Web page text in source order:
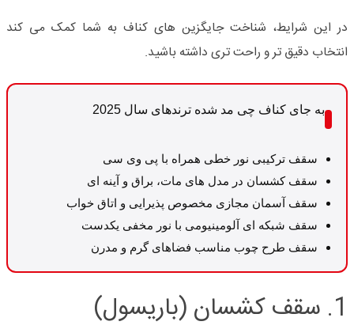
در این شرایط، شناخت جایگزین های کناف به شما کمک می کند
انتخاب دقیق تر و راحت تری داشته باشید.
به جای کناف چی مد شده ترندهای سال 2025
سقف ترکیبی نور خطی همراه با پی وی سی
سقف کشسان در مدل های مات، براق و آینه ای
سقف آسمان مجازی مخصوص پذیرایی و اتاق خواب
سقف شبکه ای آلومینیومی با نور مخفی یکدست
سقف طرح چوب مناسب فضاهای گرم و مدرن
1. سقف کشسان (باریسول)